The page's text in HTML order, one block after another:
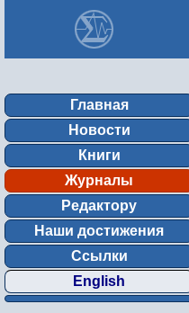
Главная
Новости
Книги
Журналы
Редактору
Наши достижения
Ссылки
English